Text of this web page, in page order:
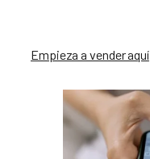
Empieza a vender aquí